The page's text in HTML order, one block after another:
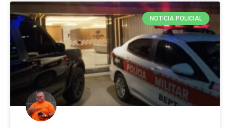
NOTICIA POLICIAL